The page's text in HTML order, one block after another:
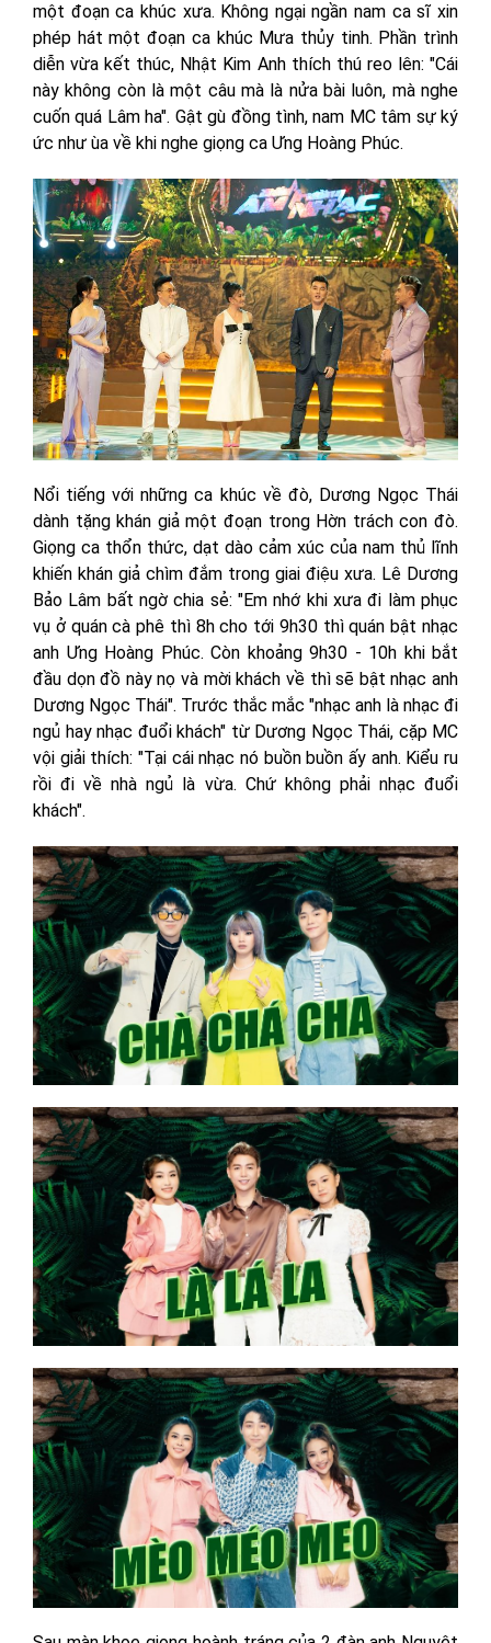
một đoạn ca khúc xưa. Không ngại ngần nam ca sĩ xin
phép hát một đoạn ca khúc Mưa thủy tinh. Phần trình
diễn vừa kết thúc, Nhật Kim Anh thích thú reo lên: "Cái
này không còn là một câu mà là nửa bài luôn, mà nghe
cuốn quá Lâm ha". Gật gù đồng tình, nam MC tâm sự ký
ức như ùa về khi nghe giọng ca Ưng Hoàng Phúc.
Nổi tiếng với những ca khúc về đò, Dương Ngọc Thái
dành tặng khán giả một đoạn trong Hờn trách con đò.
Giọng ca thổn thức, dạt dào cảm xúc của nam thủ lĩnh
khiến khán giả chìm đắm trong giai điệu xưa. Lê Dương
Bảo Lâm bất ngờ chia sẻ: "Em nhớ khi xưa đi làm phục
vụ ở quán cà phê thì 8h cho tới 9h30 thì quán bật nhạc
anh Ưng Hoàng Phúc. Còn khoảng 9h30 - 10h khi bắt
đầu dọn đồ này nọ và mời khách về thì sẽ bật nhạc anh
Dương Ngọc Thái". Trước thắc mắc "nhạc anh là nhạc đi
ngủ hay nhạc đuổi khách" từ Dương Ngọc Thái, cặp MC
vội giải thích: "Tại cái nhạc nó buồn buồn ấy anh. Kiểu ru
rồi đi về nhà ngủ là vừa. Chứ không phải nhạc đuổi
khách".